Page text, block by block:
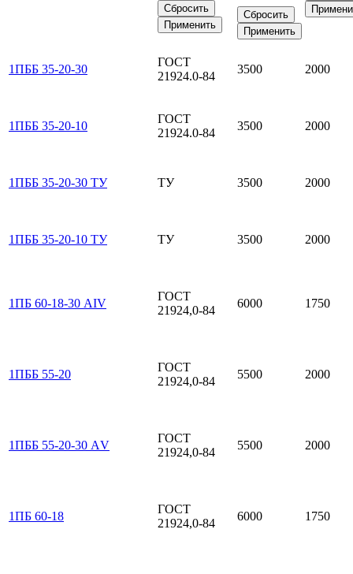
Сбросить
Применить
Сбросить
Применить
1ПББ 35-20-30
ГОСТ
21924.0-84
3500 2000
1ПББ 35-20-10
ГОСТ
21924.0-84
3500 2000
1ПББ 35-20-30 ТУ ТУ 3500 2000
1ПББ 35-20-10 ТУ ТУ 3500 2000
1ПБ 60-18-30 АIV
ГОСТ
21924,0-84
6000 1750
1ПББ 55-20
ГОСТ
21924,0-84
5500 2000
1ПББ 55-20-30 АV
ГОСТ
21924,0-84
5500 2000
1ПБ 60-18
ГОСТ
21924,0-84
6000 1750